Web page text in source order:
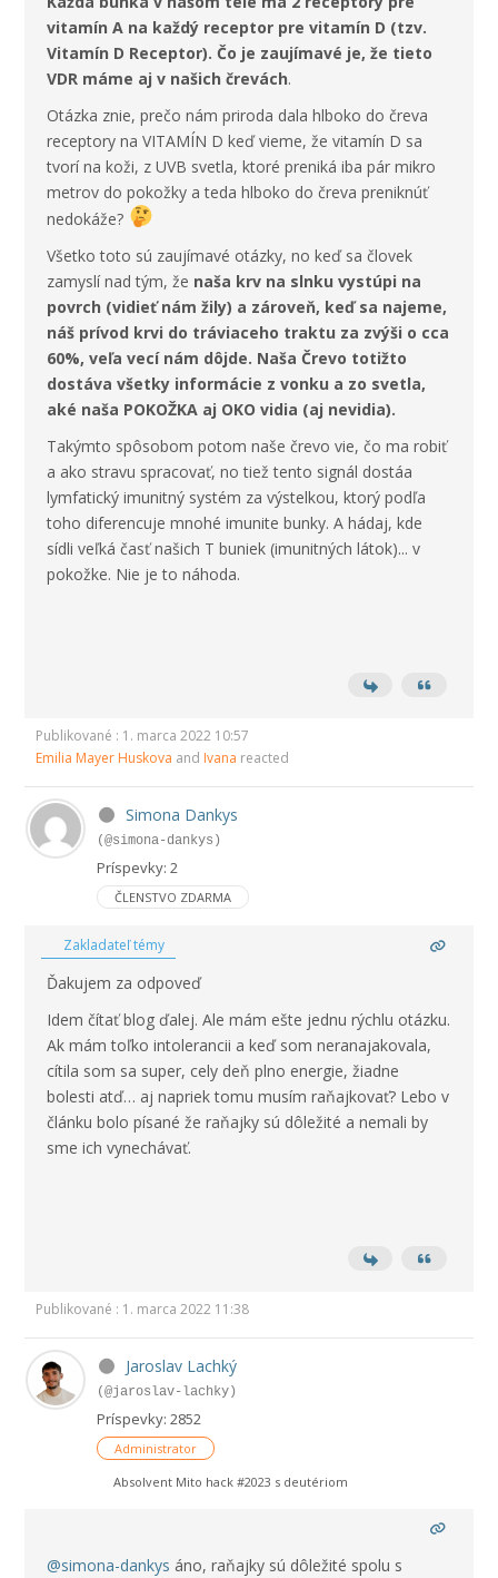
vitamín A na každý receptor pre vitamín D (tzv.
Vitamín D Receptor). Čo je zaujímavé je, že tieto
VDR máme aj v našich črevách.
Otázka znie, prečo nám priroda dala hlboko do čreva
receptory na VITAMÍN D keď vieme, že vitamín D sa
tvorí na koži, z UVB svetla, ktoré preniká iba pár mikro
metrov do pokožky a teda hlboko do čreva preniknúť
nedokáže?
Všetko toto sú zaujímavé otázky, no keď sa človek
zamyslí nad tým, že naša krv na slnku vystúpi na
povrch (vidieť nám žily) a zároveň, keď sa najeme,
náš prívod krvi do tráviaceho traktu za zvýši o cca
60%, veľa vecí nám dôjde. Naša Črevo totižto
dostáva všetky informácie z vonku a zo svetla,
aké naša POKOŽKA aj OKO vidia (aj nevidia).
Takýmto spôsobom potom naše črevo vie, čo ma robiť
a ako stravu spracovať, no tiež tento signál dostáa
lymfatický imunitný systém za výstelkou, ktorý podľa
toho diferencuje mnohé imunite bunky. A hádaj, kde
sídli veľká časť našich T buniek (imunitných látok)... v
pokožke. Nie je to náhoda.
Publikované : 1. marca 2022 10:57
Emilia Mayer Huskova and Ivana reacted
Simona Dankys
(@simona-dankys)
Príspevky: 2
ČLENSTVO ZDARMA
Zakladateľ témy
Ďakujem za odpoveď
Idem čítať blog ďalej. Ale mám ešte jednu rýchlu otázku.
Ak mám toľko intolerancii a keď som neranajakovala,
cítila som sa super, cely deň plno energie, žiadne
bolesti atď… aj napriek tomu musím raňajkovať? Lebo v
článku bolo písané že raňajky sú dôležité a nemali by
sme ich vynechávať.
Publikované : 1. marca 2022 11:38
Jaroslav Lachký
(@jaroslav-lachky)
Príspevky: 2852
Administrator
Absolvent Mito hack #2023 s deutériom
@simona-dankys áno, raňajky sú dôležité spolu s